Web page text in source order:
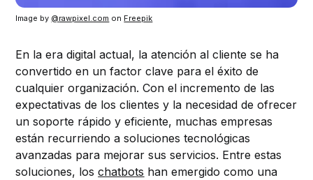
Image by @rawpixel.com on Freepik
En la era digital actual, la atención al cliente se ha
convertido en un factor clave para el éxito de
cualquier organización. Con el incremento de las
expectativas de los clientes y la necesidad de ofrecer
un soporte rápido y eficiente, muchas empresas
están recurriendo a soluciones tecnológicas
avanzadas para mejorar sus servicios. Entre estas
soluciones, loschatbots han emergido como una